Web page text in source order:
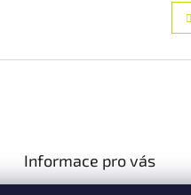
Informace pro vás